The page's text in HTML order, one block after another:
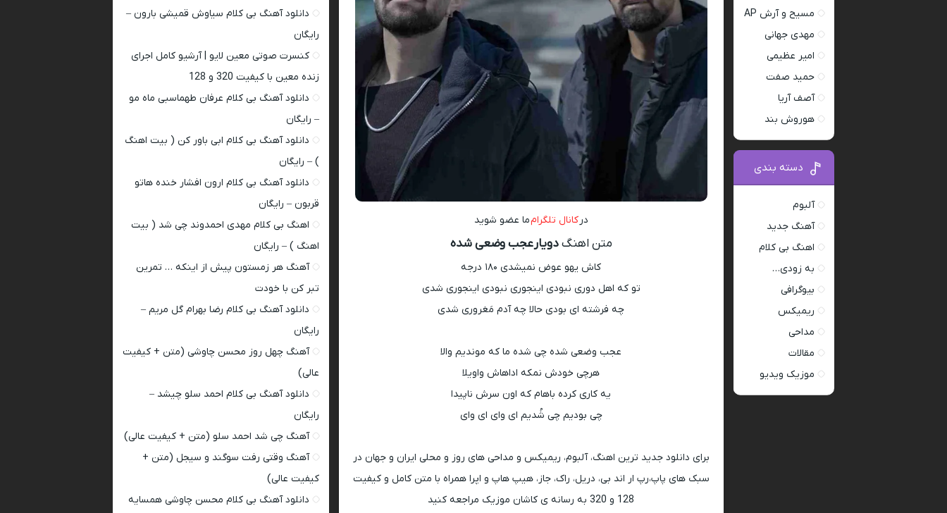
در کانال تلگرامما عضو شوید
متن اهنگدویار عجب‌ وضعی شده
کاش یهو عوض نمیشدی ۱۸۰ درجه
تو که اهل دوری نبودی اینجوری نبودی اینجوری شدی
چه فرشته ای بودی حالا چه آدم مَغروری شدی
عجب‌ وضعی شده چی شده ما که موندیم والا
هرچی خودش نمکه اداهاش واویلا
یه کاری کرده باهام که اون سرش ناپیدا
چی بودیم چی شُدیم ای وای ای وای
برای دانلود جدید ترین اهنگ، آلبوم، ریمیکس و مداحی های روز و محلی ایران و جهان در
سبک های پاپ،رپ ار اند بی، دریل، راک، جاز، هیپ هاپ و اپرا همراه با متن کامل و کیفیت
128 و 320 به رسانه ی کاشان موزیک مراجعه کنید
مسیح و آرش AP
مهدی جهانی
امیر عظیمی
حمید صفت
آصف آریا
هوروش بند
دسته بندی
آلبوم
آهنگ جدید
اهنگ بی کلام
به زودی…
بیوگرافی
ریمیکس
مداحی
مقالات
موزیک ویدیو
دانلود آهنگ بی کلام سیاوش قمیشی بارون –
رایگان
کنسرت صوتی معین لایو | آرشیو کامل اجرای
زنده معین با کیفیت 320 و 128
دانلود آهنگ بی کلام عرفان طهماسبی ماه مو
– رایگان
دانلود آهنگ بی کلام ابی باور کن ( بیت اهنگ
) – رایگان
دانلود آهنگ بی کلام ارون افشار خنده هاتو
قربون – رایگان
اهنگ بی کلام مهدی احمدوند چی شد ( بیت
اهنگ ) – رایگان
آهنگ هر زمستون پیش از اینکه … تمرین
تبر کن با خودت
دانلود آهنگ بی کلام رضا بهرام گل مریم –
رایگان
آهنگ چهل روز محسن چاوشی (متن + کیفیت
عالی)
دانلود آهنگ بی کلام احمد سلو چیشد –
رایگان
آهنگ چی شد احمد سلو (متن + کیفیت عالی)
آهنگ وقتی رفت سوگند و سیجل (متن +
کیفیت عالی)
دانلود آهنگ بی کلام محسن چاوشی همسایه